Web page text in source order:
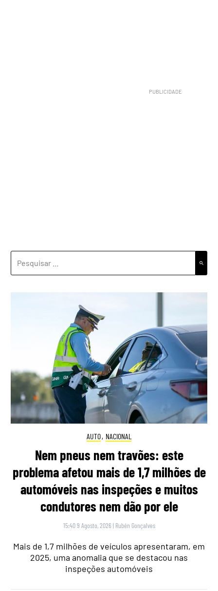
POR:
AUTO, NACIONAL
Nem pneus nem travões: este
problema afetou mais de 1,7 milhões de
automóveis nas inspeções e muitos
condutores nem dão por ele
15:40 9 Agosto, 2026 | Rubén Gonçalves
Mais de 1,7 milhões de veículos apresentaram, em
2025, uma anomalia que se destacou nas
inspeções automóveis